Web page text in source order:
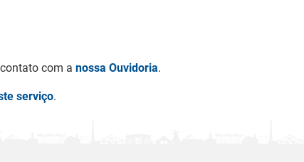
com a nossa Ouvidoria.
serviço.